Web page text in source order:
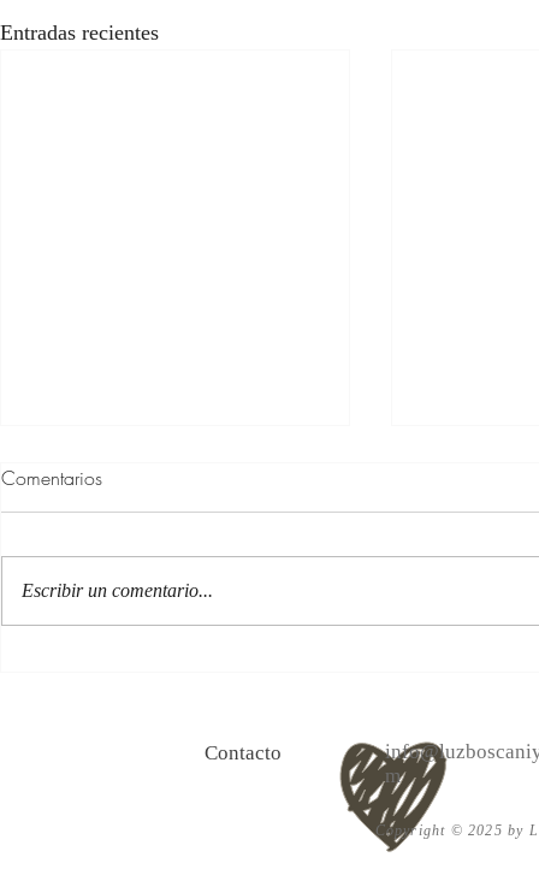
Entradas recientes
Comentarios
Escribir un comentario...
Contacto
m
Copyright © 2025 by